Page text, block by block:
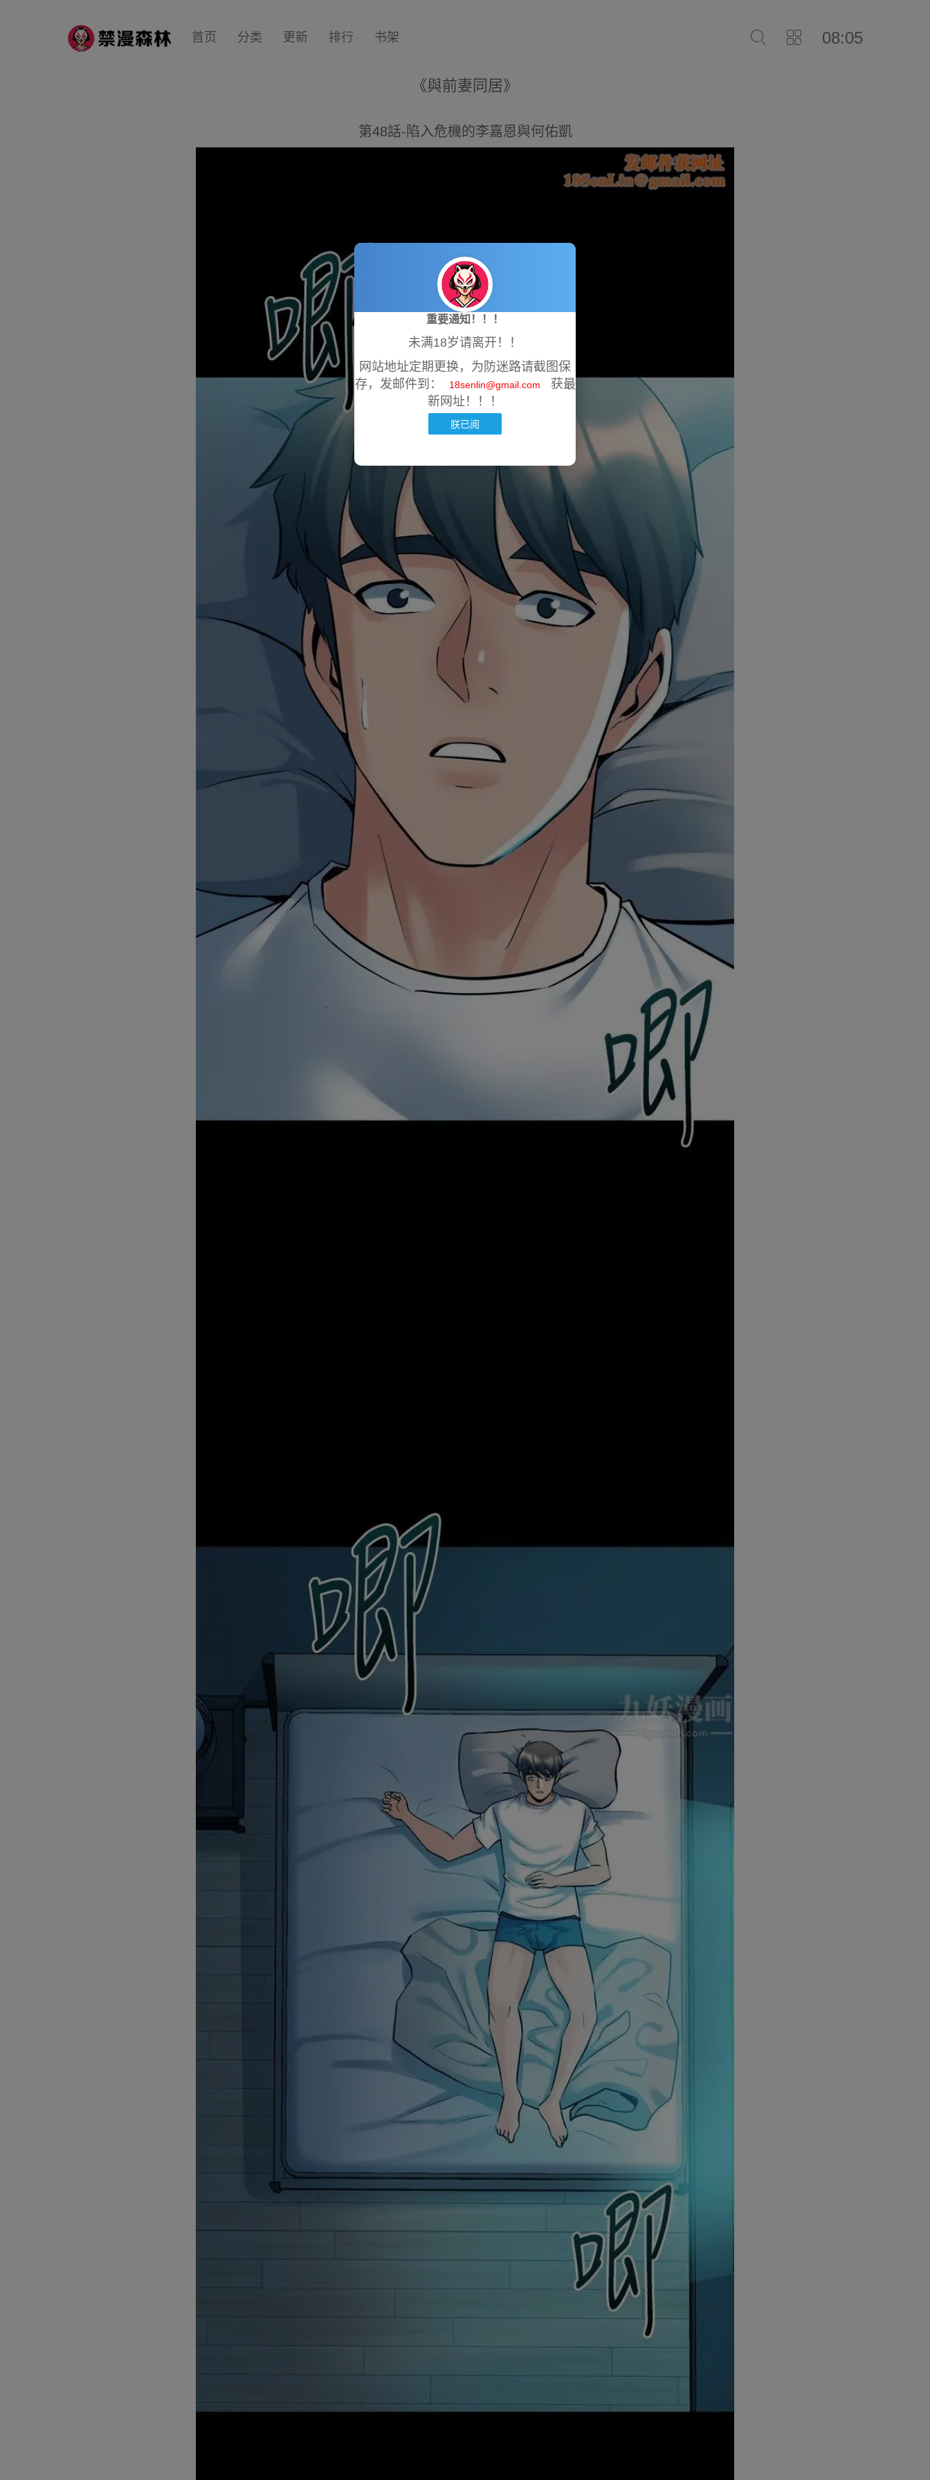
08:05
首页 分类 更新 排行 书架
《與前妻同居》
第48話-陷入危機的李嘉恩與何佑凱
重要通知！！！
未满18岁请离开！！
网站地址定期更换，为防迷路请截图保
存，发邮件到：
18senlin@gmail.com
获最
新网址！！！
朕已阅